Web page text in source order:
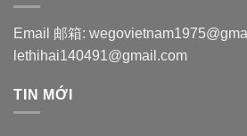
Email 邮箱:
lethihai140491@gmail.com
TIN MỚI